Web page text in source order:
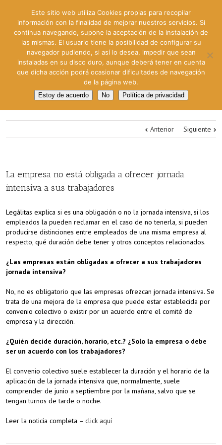
Anterior Siguiente
La empresa no está obligada a ofrecer jornada
intensiva a sus trabajadores
Legálitas explica si es una obligación o no la jornada intensiva, si los
empleados la pueden reclamar en el caso de no tenerla, si pueden
producirse distinciones entre empleados de una misma empresa al
respecto, qué duración debe tener y otros conceptos relacionados.
¿Las empresas están obligadas a ofrecer a sus trabajadores
jornada intensiva?
No, no es obligatorio que las empresas ofrezcan jornada intensiva. Se
trata de una mejora de la empresa que puede estar establecida por
convenio colectivo o existir por un acuerdo entre el comité de
empresa y la dirección.
¿Quién decide duración, horario, etc.? ¿Solo la empresa o debe
ser un acuerdo con los trabajadores?
El convenio colectivo suele establecer la duración y el horario de la
aplicación de la jornada intensiva que, normalmente, suele
comprender de junio a septiembre por la mañana, salvo que se
tengan turnos de tarde o noche.
Leer la noticia completa – click aquí
Este sitio web utiliza Cookies propias para recopilar
información con la finalidad de mejorar nuestros servicios. Si
continua navegando, supone la aceptación de la instalación de
las mismas. El usuario tiene la posibilidad de configurar su
navegador pudiendo, si así lo desea, impedir que sean
instaladas en su disco duro, aunque deberá tener en cuenta
que dicha acción podrá ocasionar dificultades de navegación
de la página web.
Estoy de acuerdo No Política de privacidad